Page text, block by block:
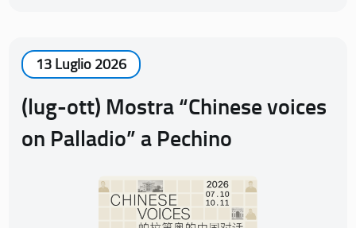
13 Luglio 2026
(lug-ott) Mostra “Chinese voices
on Palladio” a Pechino